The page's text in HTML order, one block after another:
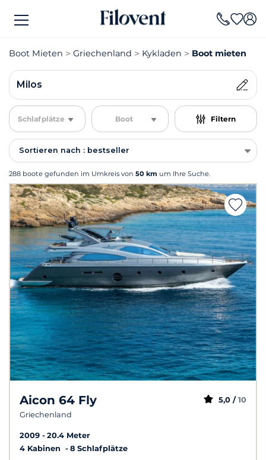
Boot Mieten Griechenland Kykladen Boot mieten
Milos
Schlafplätze Boot Filtern
Sortieren nach : bestseller
288 boote gefunden im Umkreis von 50 km um Ihre Suche.
Aicon 64 Fly
Griechenland
5,0 / 10
2009
20.4 Meter
4 Kabinen
8 Schlafplätze